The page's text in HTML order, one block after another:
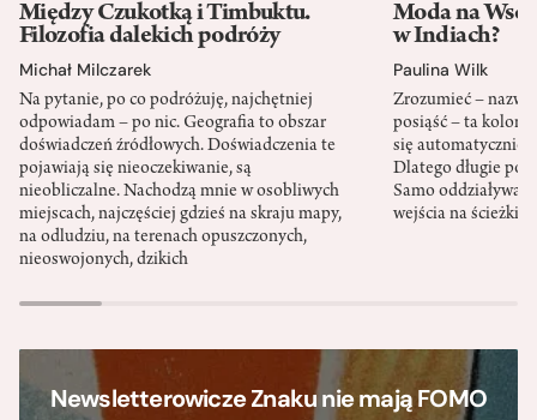
Między Czukotką i Timbuktu.
Filozofia dalekich podróży
Michał Milczarek
Na pytanie, po co podróżuję, najchętniej
odpowiadam – po nic. Geografia to obszar
doświadczeń źródłowych. Doświadczenia te
pojawiają się nieoczekiwanie, są
nieobliczalne. Nachodzą mnie w osobliwych
miejscach, najczęściej gdzieś na skraju mapy,
na odludziu, na terenach opuszczonych,
nieoswojonych, dzikich
Moda na
w Indiach?
Paulina Wilk
Zrozumieć –
posiąść – ta
się automatycznie,
Dlatego długie
Samo
wejścia na ścieżki
Newsletterowicze Znaku nie mają FOMO